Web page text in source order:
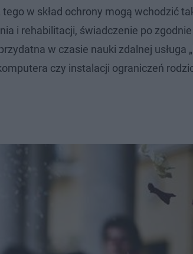
w skład ochrony mogą wchodzić
i rehabilitacji, świadczenie po
w czasie nauki zdalnej usługa
czy instalacji ograniczeń